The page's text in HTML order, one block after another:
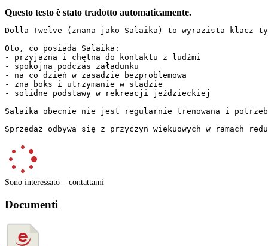
Questo testo è stato tradotto automaticamente.
Dolla Twelve (znana jako Salaika) to wyrazista klacz
Oto, co posiada Salaika:
- przyjazna i chętna do kontaktu z ludźmi
- spokojna podczas załadunku
- na co dzień w zasadzie bezproblemowa
- zna boks i utrzymanie w stadzie
- solidne podstawy w rekreacji jeździeckiej
Salaika obecnie nie jest regularnie trenowana i
Sprzedaż odbywa się z przyczyn wiekuowych w
Sono interessato – contattami
Documenti